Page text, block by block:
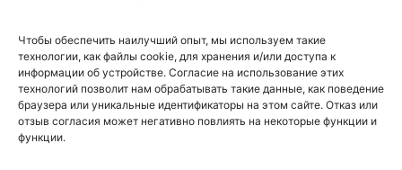
Чтобы обеспечить наилучший опыт, мы используем такие
технологии, как файлы cookie, для хранения и/или доступа к
информации об устройстве. Согласие на использование этих
технологий позволит нам обрабатывать такие данные, как поведение
браузера или уникальные идентификаторы на этом сайте. Отказ или
отзыв согласия может негативно повлиять на некоторые функции и
функции.
Контакты
dfbelements@gmail.com